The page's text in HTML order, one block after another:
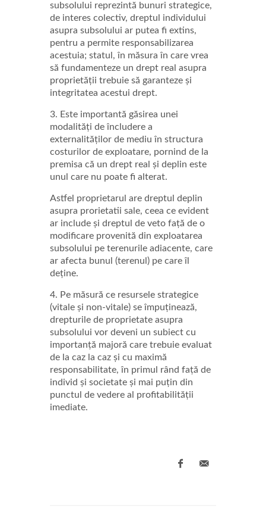
subsolului reprezintă bunuri strategice,
de interes colectiv, dreptul individului
asupra subsolului ar putea fi extins,
pentru a permite responsabilizarea
acestuia; statul, în măsura în care vrea
să fundamenteze un drept real asupra
proprietății trebuie să garanteze și
integritatea acestui drept.
3. Este importantă găsirea unei
modalități de încludere a
externalităților de mediu în structura
costurilor de exploatare, pornind de la
premisa că un drept real și deplin este
unul care nu poate fi alterat.
Astfel proprietarul are dreptul deplin
asupra prorietatii sale, ceea ce evident
ar include și dreptul de veto față de o
modificare provenită din exploatarea
subsolului pe terenurile adiacente, care
ar afecta bunul (terenul) pe care îl
deține.
4. Pe măsură ce resursele strategice
(vitale și non-vitale) se împuținează,
drepturile de proprietate asupra
subsolului vor deveni un subiect cu
importanță majoră care trebuie evaluat
de la caz la caz și cu maximă
responsabilitate, în primul rând față de
individ și societate și mai puțin din
punctul de vedere al profitabilității
imediate.